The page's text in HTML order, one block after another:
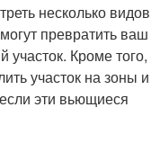
несколько видов
превратить ваш
участок. Кроме того,
участок на зоны и
эти вьющиеся